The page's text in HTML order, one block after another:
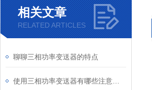
相关文章
RELATED ARTICLES
聊聊三相功率变送器的特点